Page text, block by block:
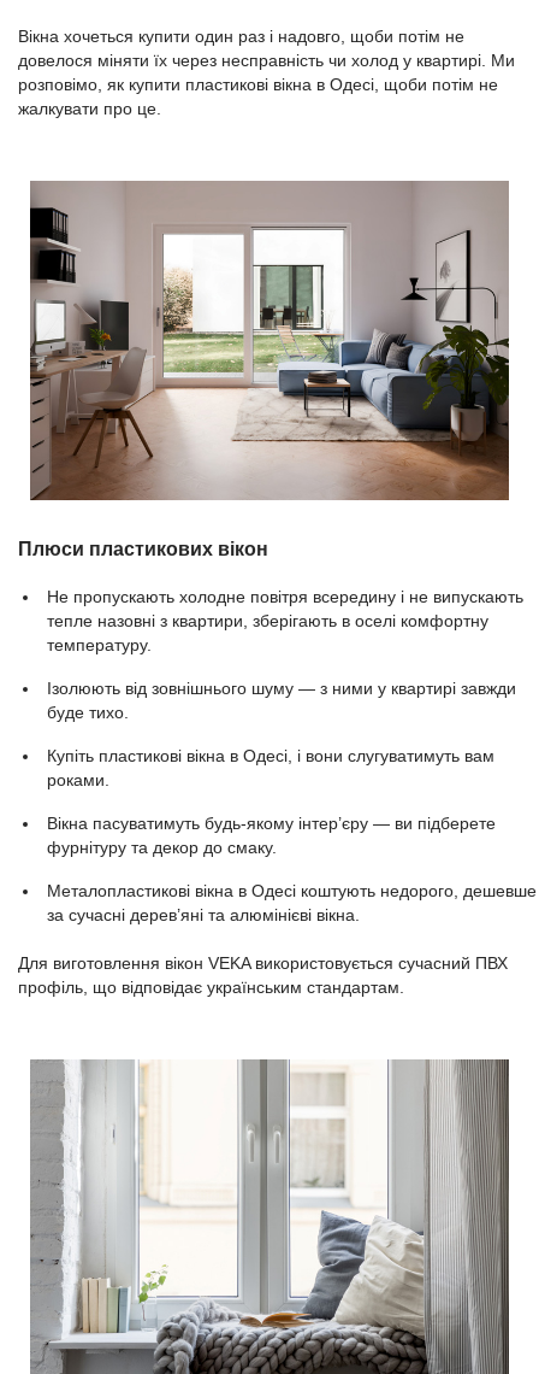
Вікна хочеться купити один раз і надовго, щоби потім не
довелося міняти їх через несправність чи холод у квартирі. Ми
розповімо, як купити пластикові вікна в Одесі, щоби потім не
жалкувати про це.
Плюси пластикових вікон
Не пропускають холодне повітря всередину і не випускають
тепле назовні з квартири, зберігають в оселі комфортну
температуру.
Ізолюють від зовнішнього шуму — з ними у квартирі завжди
буде тихо.
Купіть пластикові вікна в Одесі, і вони слугуватимуть вам
роками.
Вікна пасуватимуть будь-якому інтер’єру — ви підберете
фурнітуру та декор до смаку.
Металопластикові вікна в Одесі коштують недорого, дешевше
за сучасні дерев’яні та алюмінієві вікна.
Для виготовлення вікон VEKA використовується сучасний ПВХ
профіль, що відповідає українським стандартам.